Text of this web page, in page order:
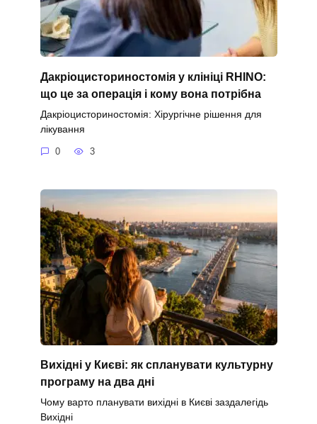
Дакріоцисториностомія у клініці RHINO:
що це за операція і кому вона потрібна
Дакріоцисториностомія: Хірургічне рішення для
лікування
0 3
Вихідні у Києві: як спланувати культурну
програму на два дні
Чому варто планувати вихідні в Києві заздалегідь
Вихідні